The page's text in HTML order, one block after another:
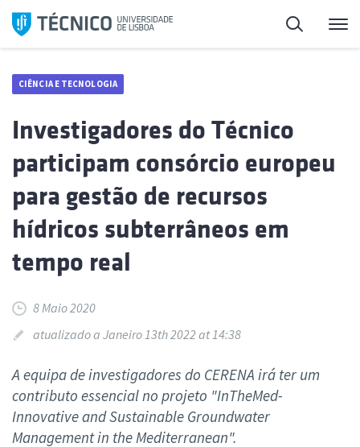
Saltar
para
Pesquisa
CIÊNCIA E TECNOLOGIA
Investigadores do Técnico
participam consórcio europeu
para gestão de recursos
hídricos subterrâneos em
tempo real
8 Maio 2020
atualizado a Janeiro 13th 2022 at 14:38
A equipa de investigadores do CERENA irá ter um
contributo essencial no projeto "InTheMed-
Innovative and Sustainable Groundwater
Management in the Mediterranean".